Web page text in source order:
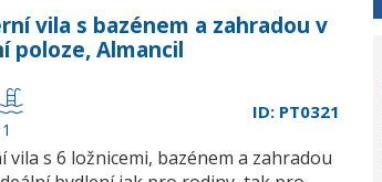
vila s bazénem a zahradou v
poloze, Almancil
1
ID: PT0321
vila s 6 ložnicemi, bazénem a zahradou